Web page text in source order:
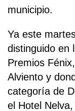
municipio.
Ya este
distinguido en
Premios
Alviento y
categoría de
el Hotel